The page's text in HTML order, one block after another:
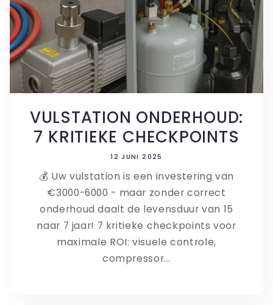
VULSTATION ONDERHOUD:
7 KRITIEKE CHECKPOINTS
12 JUNI 2025
💰 Uw vulstation is een investering van
€3000-6000 - maar zonder correct
onderhoud daalt de levensduur van 15
naar 7 jaar! 7 kritieke checkpoints voor
maximale ROI: visuele controle,
compressor...